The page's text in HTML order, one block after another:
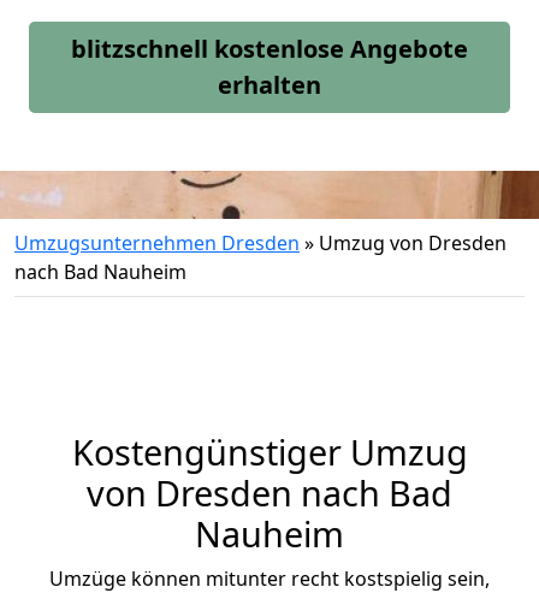
blitzschnell kostenlose Angebote
erhalten
Umzugsunternehmen Dresden » Umzug von Dresden
nach Bad Nauheim
Kostengünstiger Umzug
von Dresden nach Bad
Nauheim
Umzüge können mitunter recht kostspielig sein,